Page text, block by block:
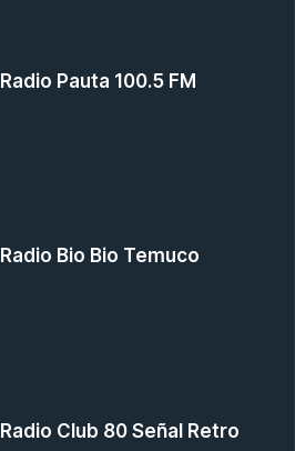
Radio Pauta 100.5 FM
Radio Bio Bio Temuco
Radio Club 80 Señal Retro